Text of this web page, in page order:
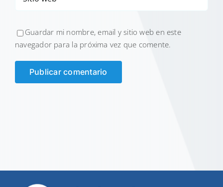
Guardar mi nombre, email y sitio web en este
navegador para la próxima vez que comente.